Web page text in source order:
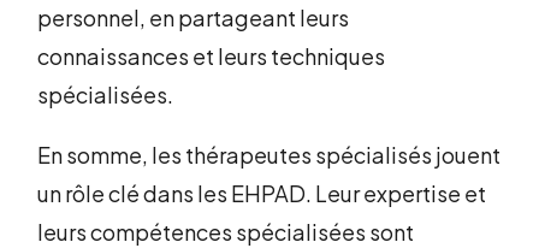
personnel, en partageant leurs
connaissances et leurs techniques
spécialisées.
En somme, les thérapeutes spécialisés jouent
un rôle clé dans les EHPAD. Leur expertise et
leurs compétences spécialisées sont